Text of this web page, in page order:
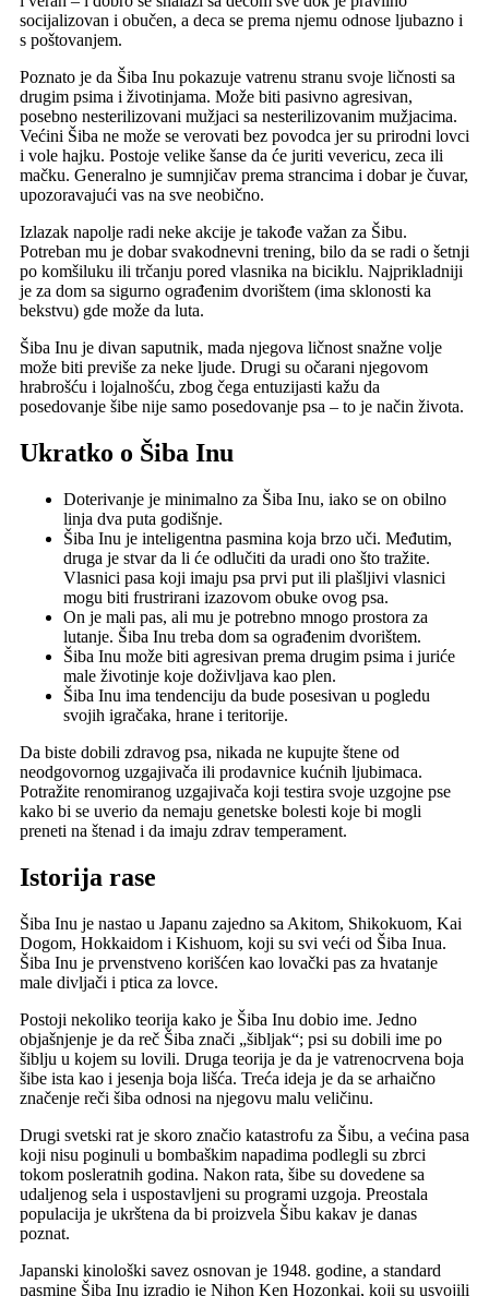
socijalizovan i obučen, a deca se prema njemu odnose ljubazno i
s poštovanjem.
Poznato je da Šiba Inu pokazuje vatrenu stranu svoje ličnosti sa
drugim psima i životinjama. Može biti pasivno agresivan,
posebno nesterilizovani mužjaci sa nesterilizovanim mužjacima.
Većini Šiba ne može se verovati bez povodca jer su prirodni lovci
i vole hajku. Postoje velike šanse da će juriti vevericu, zeca ili
mačku. Generalno je sumnjičav prema strancima i dobar je čuvar,
upozoravajući vas na sve neobično.
Izlazak napolje radi neke akcije je takođe važan za Šibu.
Potreban mu je dobar svakodnevni trening, bilo da se radi o šetnji
po komšiluku ili trčanju pored vlasnika na biciklu. Najprikladniji
je za dom sa sigurno ograđenim dvorištem (ima sklonosti ka
bekstvu) gde može da luta.
Šiba Inu je divan saputnik, mada njegova ličnost snažne volje
može biti previše za neke ljude. Drugi su očarani njegovom
hrabrošću i lojalnošću, zbog čega entuzijasti kažu da
posedovanje šibe nije samo posedovanje psa – to je način života.
Ukratko o Šiba Inu
Doterivanje je minimalno za Šiba Inu, iako se on obilno
linja dva puta godišnje.
Šiba Inu je inteligentna pasmina koja brzo uči. Međutim,
druga je stvar da li će odlučiti da uradi ono što tražite.
Vlasnici pasa koji imaju psa prvi put ili plašljivi vlasnici
mogu biti frustrirani izazovom obuke ovog psa.
On je mali pas, ali mu je potrebno mnogo prostora za
lutanje. Šiba Inu treba dom sa ograđenim dvorištem.
Šiba Inu može biti agresivan prema drugim psima i juriće
male životinje koje doživljava kao plen.
Šiba Inu ima tendenciju da bude posesivan u pogledu
svojih igračaka, hrane i teritorije.
Da biste dobili zdravog psa, nikada ne kupujte štene od
neodgovornog uzgajivača ili prodavnice kućnih ljubimaca.
Potražite renomiranog uzgajivača koji testira svoje uzgojne pse
kako bi se uverio da nemaju genetske bolesti koje bi mogli
preneti na štenad i da imaju zdrav temperament.
Istorija rase
Šiba Inu je nastao u Japanu zajedno sa Akitom, Shikokuom, Kai
Dogom, Hokkaidom i Kishuom, koji su svi veći od Šiba Inua.
Šiba Inu je prvenstveno korišćen kao lovački pas za hvatanje
male divljači i ptica za lovce.
Postoji nekoliko teorija kako je Šiba Inu dobio ime. Jedno
objašnjenje je da reč Šiba znači „šibljak“; psi su dobili ime po
šiblju u kojem su lovili. Druga teorija je da je vatrenocrvena boja
šibe ista kao i jesenja boja lišća. Treća ideja je da se arhaično
značenje reči šiba odnosi na njegovu malu veličinu.
Drugi svetski rat je skoro značio katastrofu za Šibu, a većina pasa
koji nisu poginuli u bombaškim napadima podlegli su zbrci
tokom posleratnih godina. Nakon rata, šibe su dovedene sa
udaljenog sela i uspostavljeni su programi uzgoja. Preostala
populacija je ukrštena da bi proizvela Šibu kakav je danas
poznat.
Japanski kinološki savez osnovan je 1948. godine, a standard
pasmine Šiba Inu izradio je Nihon Ken Hozonkai, koji su usvojili